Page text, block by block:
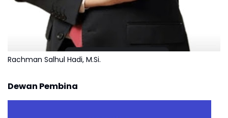
Rachman Salhul Hadi, M.Si.
Dewan Pembina